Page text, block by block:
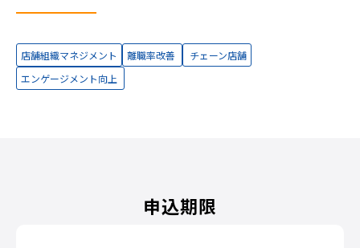
店舗組織マネジメント 離職率改善
チェーン店舗
エンゲージメント向上
申込期限